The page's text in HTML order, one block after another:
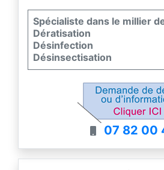
Spécialiste dans le millier
Dératisation
Désinfection
Désinsectisation
07 82 00